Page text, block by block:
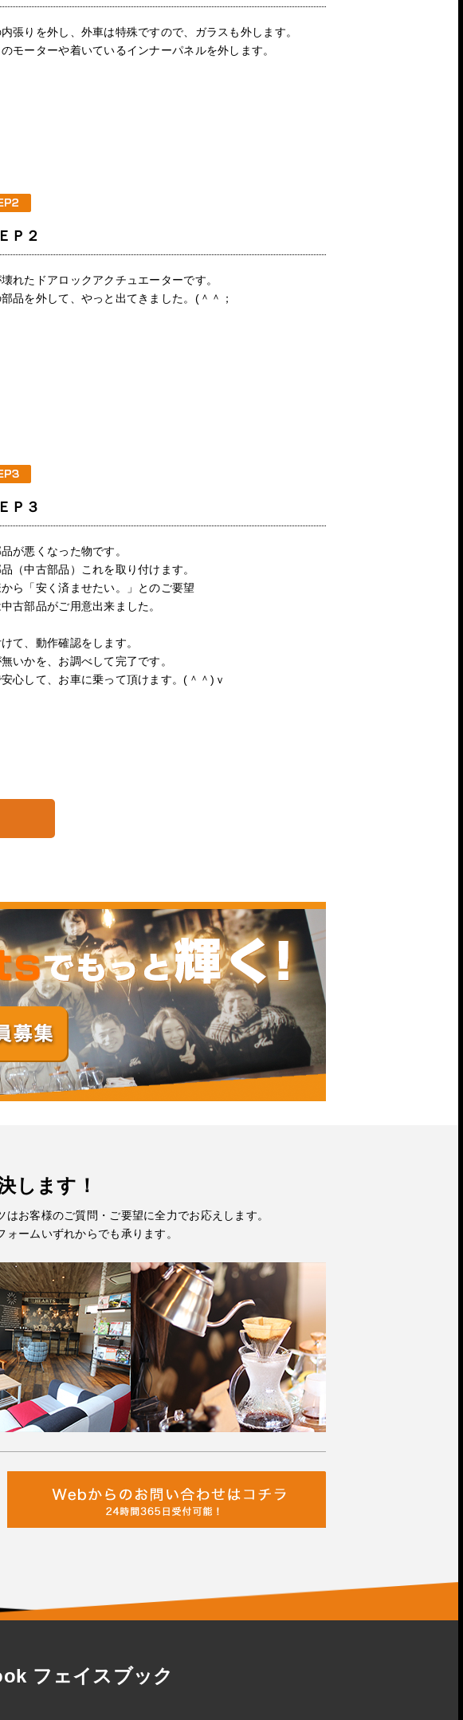
内張りを外し、外車は特殊ですので、ガラスも外します。
モーターや着いているインナーパネルを外します。
Ｐ２
れたドアロックアクチュエーターです。
品を外して、やっと出てきました。(＾＾；
Ｐ３
品が悪くなった物です。
（中古部品）これを取り付けます。
ら「安く済ませたい。」とのご要望
古部品がご用意出来ました。
て、動作確認をします。
いかを、お調べして完了です。
心して、お車に乗って頂けます。(＾＾)ｖ
します！
お客様のご質問・ご要望に全力でお応えします。
ームいずれからでも承ります。
フェイスブック